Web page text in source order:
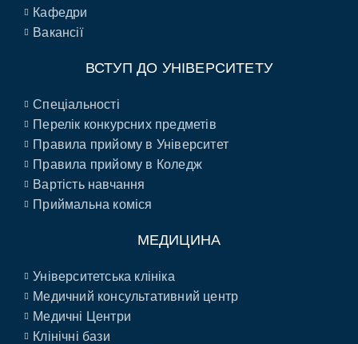
Кафедри
Вакансії
ВСТУП ДО УНІВЕРСИТЕТУ
Спеціальності
Перелік конкурсних предметів
Правила прийому в Університет
Правила прийому в Коледж
Вартість навчання
Приймальна коміся
МЕДИЦИНА
Університетська клініка
Медичний консультативний центр
Медичні Центри
Клінічні бази